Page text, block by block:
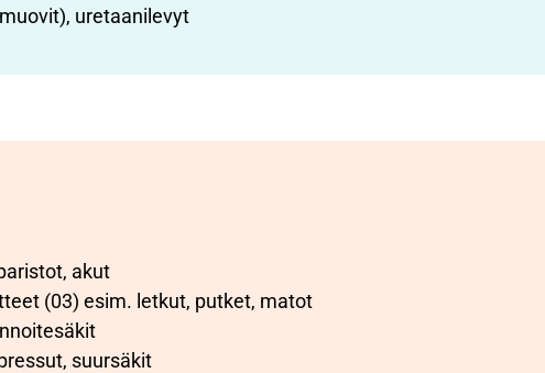
uretaanilevyt
akut
(03) esim. letkut, putket, matot
suursäkit